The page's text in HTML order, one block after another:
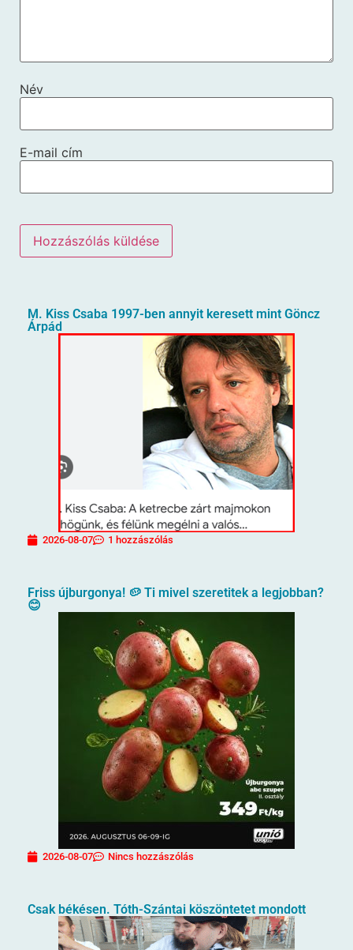
Név
E-mail cím
M. Kiss Csaba 1997-ben annyit keresett mint Göncz
Árpád
2026-08-07 1 hozzászólás
Friss újburgonya! 🥔 Ti mivel szeretitek a legjobban?
😊
2026-08-07 Nincs hozzászólás
Csak békésen. Tóth-Szántai köszöntetet mondott